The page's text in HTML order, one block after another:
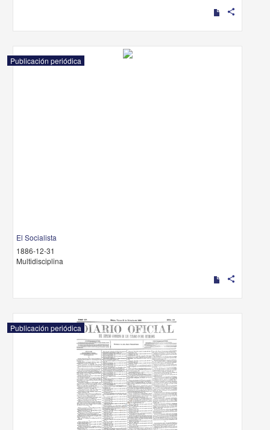
share
Publicación periódica
El Socialista
1886-12-31
Multidisciplina
share
Publicación periódica